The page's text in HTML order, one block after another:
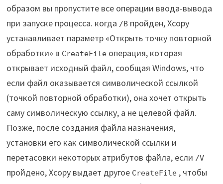
образом вы пропустите все операции ввода-вывода
при запуске процесса. когда /Bпройден, Xcopy
устанавливает параметр «Открыть точку повторной
обработки» в CreateFileоперация, которая
открывает исходный файл, сообщая Windows, что
если файл оказывается символической ссылкой
(точкой повторной обработки), она хочет открыть
саму символическую ссылку, а не целевой файл.
Позже, после создания файла назначения,
установки его как символической ссылки и
перетасовки некоторых атрибутов файла, если /V
пройдено, Xcopy выдает другое CreateFile, чтобы